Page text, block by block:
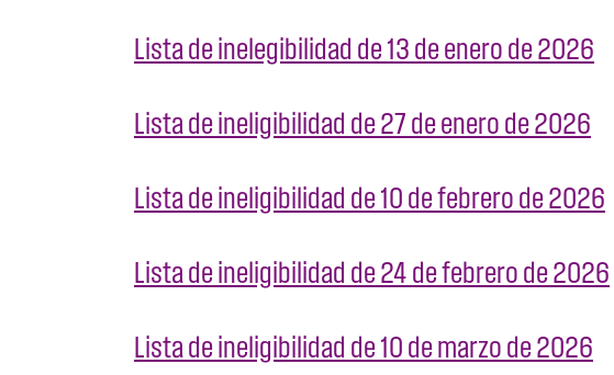
Lista de inelegibilidad de 13 de enero de 2026
Lista de ineligibilidad de 27 de enero de 2026
Lista de ineligibilidad de 10 de febrero de 2026
Lista de ineligibilidad de 24 de febrero de 2026
Lista de ineligibilidad de 10 de marzo de 2026